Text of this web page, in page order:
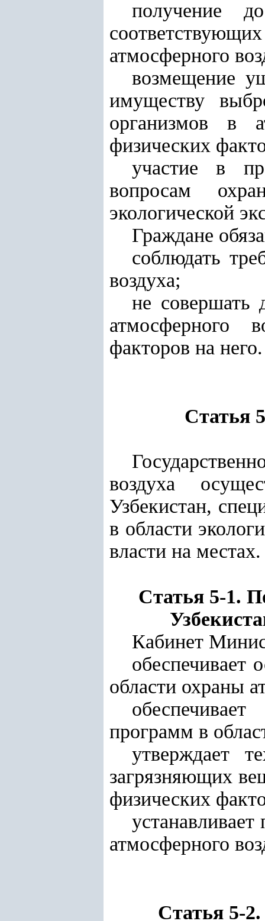
получение
атмосферного
возмещение
имуществу
организмов в
физических
участие в
вопросам
экологической
Граждане
соблюдать
воздуха;
не совершать
атмосферного
факторов на него.
Статья
воздуха
Узбекистан,
в области
власти на местах.
Статья 5-1.
Кабинет
обеспечивает
области охраны
программ в
утверждает
загрязняющих
физических
атмосферного
Статья 5-